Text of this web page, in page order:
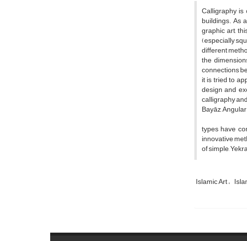
Calligraphy
buildings. As
graphic art,
(especially
different
the
connections
it is tried to
design and
calligraphy
Bayāz,
types have
innovative
of simple,
Islamic Art